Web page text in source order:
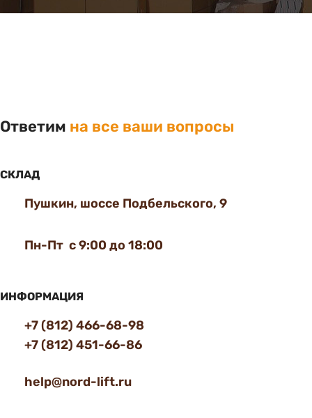
Ответим на все ваши вопросы
СКЛАД
Пушкин, шоссе Подбельского, 9
Пн-Пт с 9:00 до 18:00
ИНФОРМАЦИЯ
+7 (812) 466-68-98
+7 (812) 451-66-86
help@nord-lift.ru